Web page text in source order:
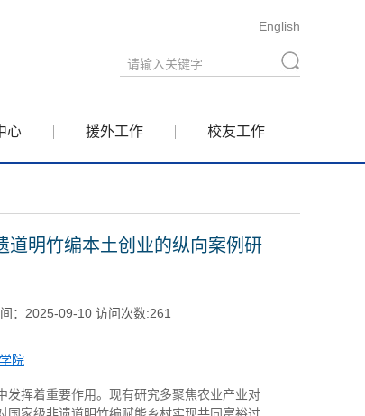
English
心 援外工作 校友工作
明竹编本土创业的纵向案例研
：2025-09-10 访问次数:261
院
发挥着重要作用。现有研究多聚焦农业产业对